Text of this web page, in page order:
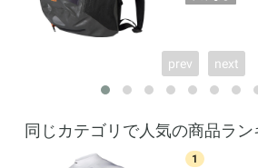
prev next
同じカテゴリで人気の商品ラン
1